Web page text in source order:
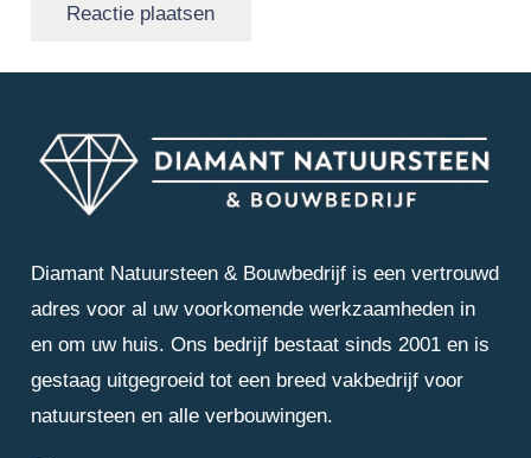
Reactie plaatsen
Diamant Natuursteen & Bouwbedrijf is een vertrouwd
adres voor al uw voorkomende werkzaamheden in
en om uw huis. Ons bedrijf bestaat sinds 2001 en is
gestaag uitgegroeid tot een breed vakbedrijf voor
natuursteen en alle verbouwingen.